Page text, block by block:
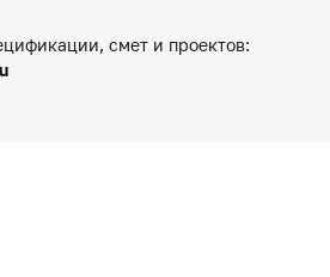
смет и проектов: